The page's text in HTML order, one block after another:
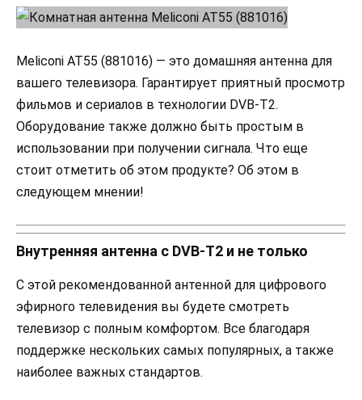
Meliconi AT55 (881016) — это домашняя антенна для
вашего телевизора. Гарантирует приятный просмотр
фильмов и сериалов в технологии DVB-T2.
Оборудование также должно быть простым в
использовании при получении сигнала. Что еще
стоит отметить об этом продукте? Об этом в
следующем мнении!
Внутренняя антенна с DVB-T2 и не только
С этой рекомендованной антенной для цифрового
эфирного телевидения вы будете смотреть
телевизор с полным комфортом. Все благодаря
поддержке нескольких самых популярных, а также
наиболее важных стандартов.